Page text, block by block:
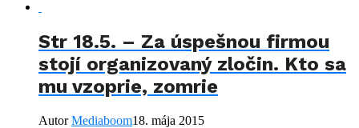
Str 18.5. – Za úspešnou firmou
stojí organizovaný zločin. Kto sa
mu vzoprie, zomrie
AutorMediaboom18. mája 2015